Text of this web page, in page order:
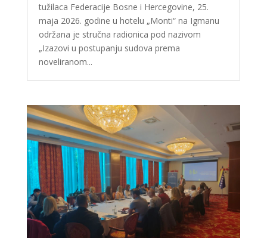
tužilaca Federacije Bosne i Hercegovine, 25.
maja 2026. godine u hotelu „Monti“ na Igmanu
održana je stručna radionica pod nazivom
„Izazovi u postupanju sudova prema
noveliranom...